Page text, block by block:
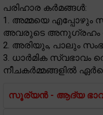
പരിഹാര കർമങ്ങൾ:
1. അമ്മയെ എപ്പോഴും
അവരുടെ അനുഗ്രഹം
2. അരിയും, പാലും
3. ധാർമിക
നീചകർമ്മങ്ങളിൽ
സൂര്യൻ - ആദ്യ